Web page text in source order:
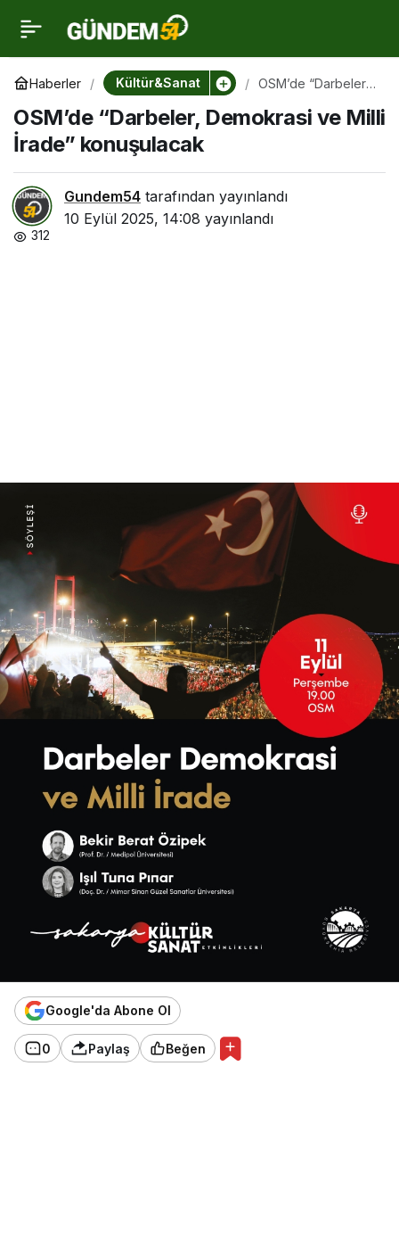
Haberler Kültür&Sanat
OSM’de “Darbeler,
İrade” konuşulacak
OSM’de “Darbeler, Demokrasi ve Milli
İrade” konuşulacak
Gundem54 tarafından yayınlandı
10 Eylül 2025, 14:08 yayınlandı
312
Google'da Abone Ol
0 Paylaş Beğen
OSM’de “Darbeler,
Demokrasi ve Milli
İrade” konuşulacak